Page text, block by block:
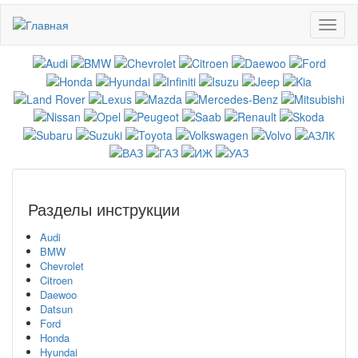
основному
содержанию
Разделы инструкции
Audi
BMW
Chevrolet
Citroen
Daewoo
Datsun
Ford
Honda
Hyundai